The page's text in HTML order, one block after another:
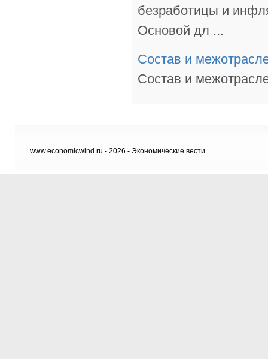
безработицы и
Основой дл ...
Состав и
Состав и
www.economicwind.ru - 2026 - Экономические вести